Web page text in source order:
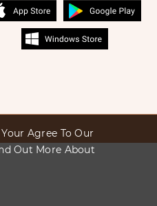
Agree To Our
Out More About